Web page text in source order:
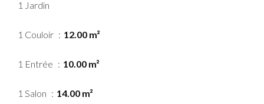
1 Jardin
1 Couloir 12.00 m²
1 Entrée 10.00 m²
1 Salon 14.00 m²